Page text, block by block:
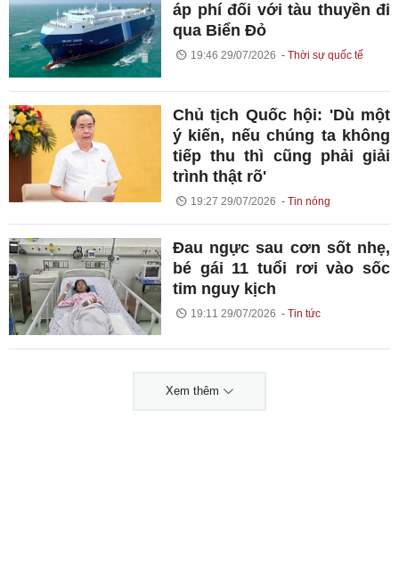
áp phí đối với tàu thuyền đi
qua Biển Đỏ
19:46 29/07/2026 Thời sự quốc tế
Chủ tịch Quốc hội: 'Dù một
ý kiến, nếu chúng ta không
tiếp thu thì cũng phải giải
trình thật rõ'
19:27 29/07/2026 Tin nóng
Đau ngực sau cơn sốt nhẹ,
bé gái 11 tuổi rơi vào sốc
tim nguy kịch
19:11 29/07/2026 Tin tức
Xem thêm